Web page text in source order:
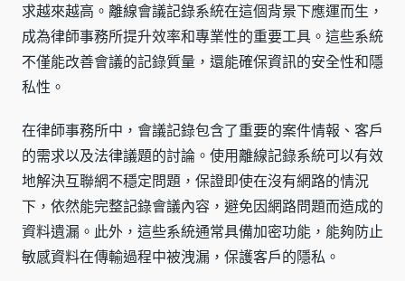
求越來越高。離線會議記錄系統在這個背景下應運而生，
成為律師事務所提升效率和專業性的重要工具。這些系統
不僅能改善會議的記錄質量，還能確保資訊的安全性和隱
私性。
在律師事務所中，會議記錄包含了重要的案件情報、客戶
的需求以及法律議題的討論。使用離線記錄系統可以有效
地解決互聯網不穩定問題，保證即使在沒有網路的情況
下，依然能完整記錄會議內容，避免因網路問題而造成的
資料遺漏。此外，這些系統通常具備加密功能，能夠防止
敏感資料在傳輸過程中被洩漏，保護客戶的隱私。